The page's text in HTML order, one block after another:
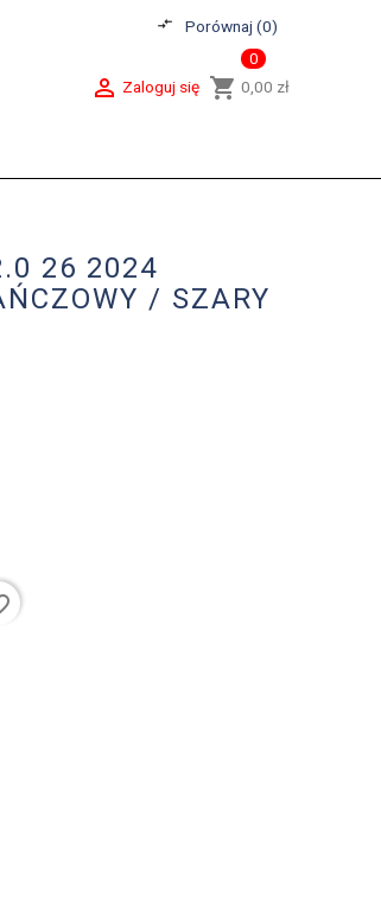
compare_arrows Porównaj (0)
shopping_cart
0
0,00 zł
 Zaloguj się
26 2024
/ SZARY